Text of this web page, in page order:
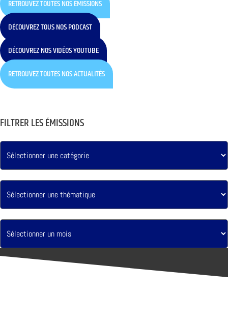
RETROUVEZ TOUTES NOS ÉMISSIONS
DÉCOUVREZ TOUS NOS PODCAST
DÉCOUVREZ NOS VIDÉOS YOUTUBE
RETROUVEZ TOUTES NOS ACTUALITÉS
FILTRER LES ÉMISSIONS